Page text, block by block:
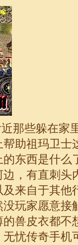
那些躲在家
助祖玛卫士
东西是什么
，有直刺头
及来自于其
玩家愿意接
兽皮衣都不
忧传奇手机